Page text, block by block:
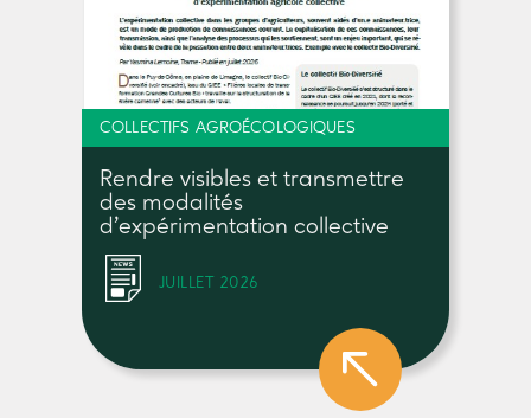
COLLECTIFS AGROÉCOLOGIQUES
Rendre visibles et transmettre
des modalités
d’expérimentation collective
JUILLET 2026